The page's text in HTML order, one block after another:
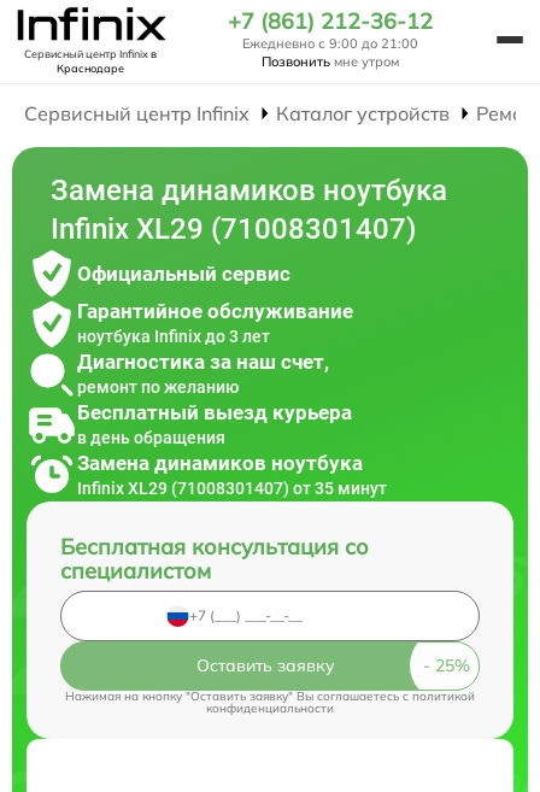
Сервисный центр Infinixв
Краснодаре
+7 (861) 212-36-12
Ежедневно с 9:00 до 21:00
Позвонить мне утром
Сервисный центр Infinix Каталог устройств
Замена динамиков ноутбука
Infinix XL29 (71008301407)
Официальный сервис
Гарантийное обслуживание
ноутбука Infinix до 3 лет
Диагностика за наш счет,
ремонт по желанию
Бесплатный выезд курьера
в день обращения
Замена динамиков ноутбука
Infinix XL29 (71008301407) от 35 минут
Бесплатная консультация со
специалистом
Оставить заявку
Нажимая на кнопку "Оставить заявку" Вы соглашаетесь cполитикой
конфиденциальности